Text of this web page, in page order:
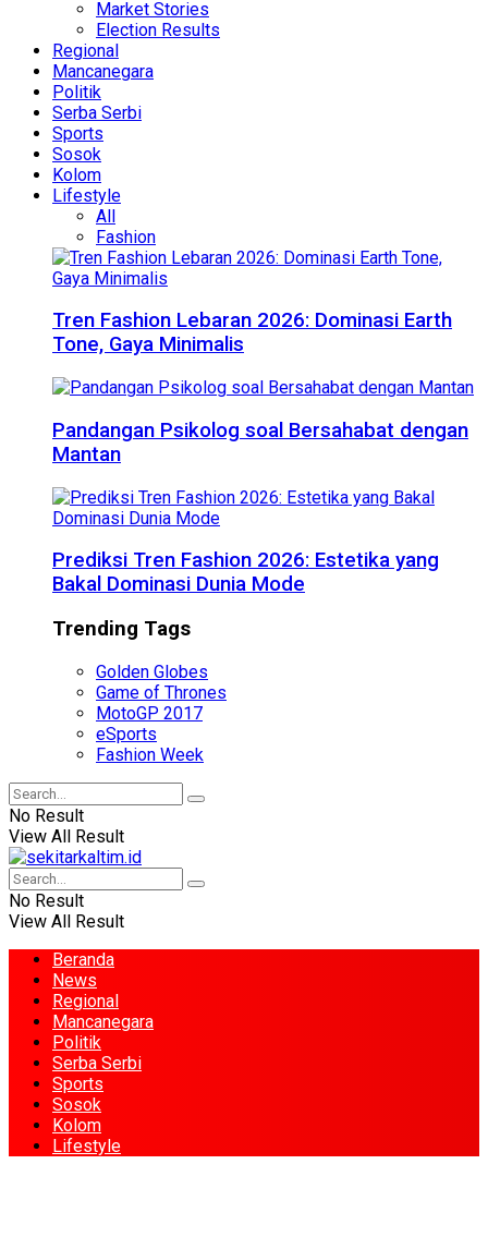
Market Stories
Election Results
Regional
Mancanegara
Politik
Serba Serbi
Sports
Sosok
Kolom
Lifestyle
All
Fashion
Tren Fashion Lebaran 2026: Dominasi Earth
Tone, Gaya Minimalis
Pandangan Psikolog soal Bersahabat dengan
Mantan
Prediksi Tren Fashion 2026: Estetika yang
Bakal Dominasi Dunia Mode
Trending Tags
Golden Globes
Game of Thrones
MotoGP 2017
eSports
Fashion Week
No Result
View All Result
No Result
View All Result
Beranda
News
Regional
Mancanegara
Politik
Serba Serbi
Sports
Sosok
Kolom
Lifestyle